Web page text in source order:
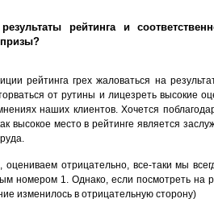
рейтинга и
рейтинга грех жаловаться на
от рутины и лицезреть высокие
наших клиентов. Хочется
высокое место в рейтинге является
оцениваем отрицательно, все-таки мы
номером 1. Однако, если посмотреть на
изменилось в отрицательную сторону)